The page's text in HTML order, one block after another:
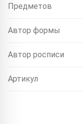
Предметов
Автор формы
Автор росписи
Артикул